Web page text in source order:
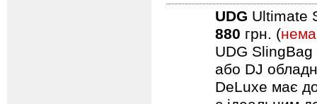
UDG Ultimate
880 грн. (
UDG
або DJ
DeLuxe має